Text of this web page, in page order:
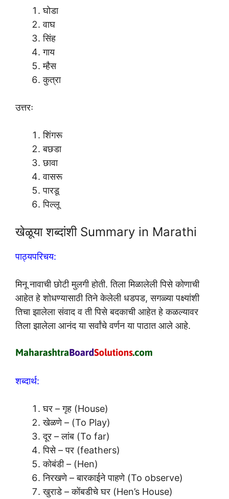
घोडा
वाघ
सिंह
गाय
म्हैस
कुत्रा
उत्तरः
शिंगरू
बछडा
छावा
वासरू
पारडू
पिल्लू
खेळूया शब्दांशी Summary in Marathi
पाठ्यपरिचय:
मिनू नावाची छोटी मुलगी होती. तिला मिळालेली पिसे कोणाची
आहेत हे शोधण्यासाठी तिने केलेली धडपड, सगळ्या पक्ष्यांशी
तिचा झालेला संवाद व ती पिसे बदकाची आहेत हे कळल्यावर
तिला झालेला आनंद या सर्वांचे वर्णन या पाठात आले आहे.
शब्दार्थ:
घर – गृह (House)
खेळणे – (To Play)
दूर – लांब (To far)
पिसे – पर (feathers)
कोबंडी – (Hen)
निरखणे – बारकाईने पाहणे (To observe)
खुराडे – कोंबडीचे घर (Hen’s House)